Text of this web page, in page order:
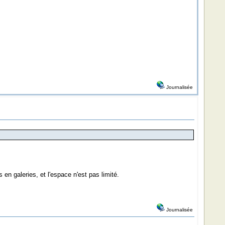
Journalisée
en galeries, et l'espace n'est pas limité.
Journalisée